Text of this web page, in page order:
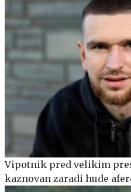
Vipotnik pred velikim
kaznovan zaradi hude